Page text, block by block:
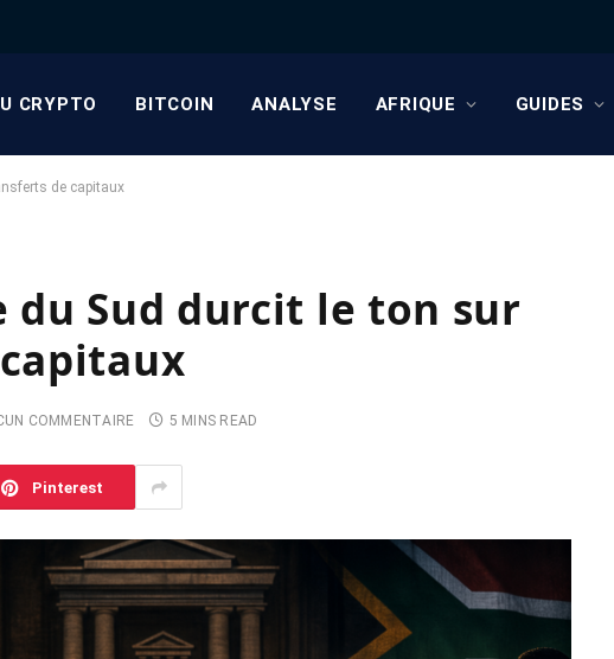
CRYPTO BITCOIN ANALYSE AFRIQUE GUIDES
de capitaux
du Sud durcit le ton sur
COMMENTAIRE 5 MINS READ
Pinterest